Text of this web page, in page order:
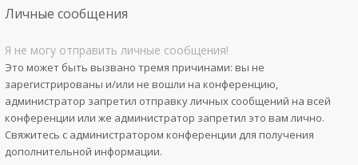
Личные сообщения
Я не могу отправить личные сообщения!
Это может быть вызвано тремя причинами: вы не
зарегистрированы и/или не вошли на конференцию,
администратор запретил отправку личных сообщений на всей
конференции или же администратор запретил это вам лично.
Свяжитесь с администратором конференции для получения
дополнительной информации.